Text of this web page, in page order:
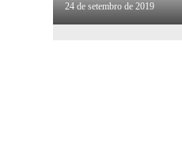
24 de setembro de 2019